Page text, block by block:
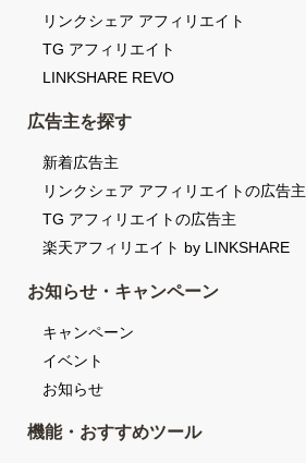
リンクシェア アフィリエイト
TG アフィリエイト
LINKSHARE REVO
広告主を探す
新着広告主
リンクシェア アフィリエイトの広告主
TG アフィリエイトの広告主
楽天アフィリエイト by LINKSHARE
お知らせ・キャンペーン
キャンペーン
イベント
お知らせ
機能・おすすめツール